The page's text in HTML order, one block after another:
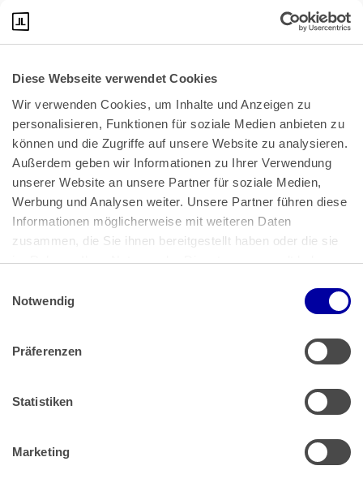
Diese Webseite verwendet Cookies
Wir verwenden Cookies, um Inhalte und Anzeigen zu
personalisieren, Funktionen für soziale Medien anbieten zu
können und die Zugriffe auf unsere Website zu analysieren.
Außerdem geben wir Informationen zu Ihrer Verwendung
unserer Website an unsere Partner für soziale Medien,
Werbung und Analysen weiter. Unsere Partner führen diese
Informationen möglicherweise mit weiteren Daten
zusammen, die Sie ihnen bereitgestellt haben oder die sie
im Rahmen Ihrer Nutzung der Dienste gesammelt haben.
Impressum
Notwendig
Präferenzen
Statistiken
Marketing
Bundeskanzlerplatz 2
53113 Bonn
Pressemitteilungen|AGB
Impressum|Datenschutz
Muster Widerrufsformular (PDF)
Barrierefreiheit